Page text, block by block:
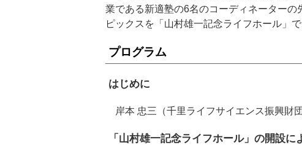
業である新適塾の6名のコーディネーター
ピックスを「山村雄一記念ライフホール」
プログラム
はじめに
岸本 忠三（千里ライフサイエンス振興財団
「山村雄一記念ライフホール」の開設に